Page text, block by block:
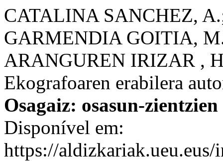
CATALINA SANCHEZ,
GARMENDIA GOITIA,
ARANGUREN IRIZAR ,
Ekografoaren erabilera
Osagaiz: osasun-
Disponível em:
https://